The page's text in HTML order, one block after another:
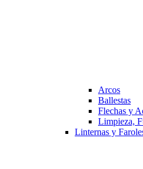
Arcos
Ballestas
Flechas y
Limpieza,
Linternas y